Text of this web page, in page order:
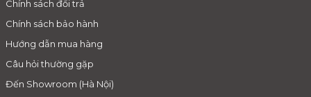
Chính sách đổi trả
Chính sách bảo hành
Hướng dẫn mua hàng
Câu hỏi thường gặp
Đến Showroom (Hà Nội)